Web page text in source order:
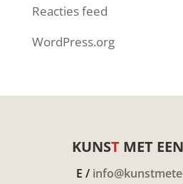
Reacties feed
WordPress.org
KUNST MET
E /